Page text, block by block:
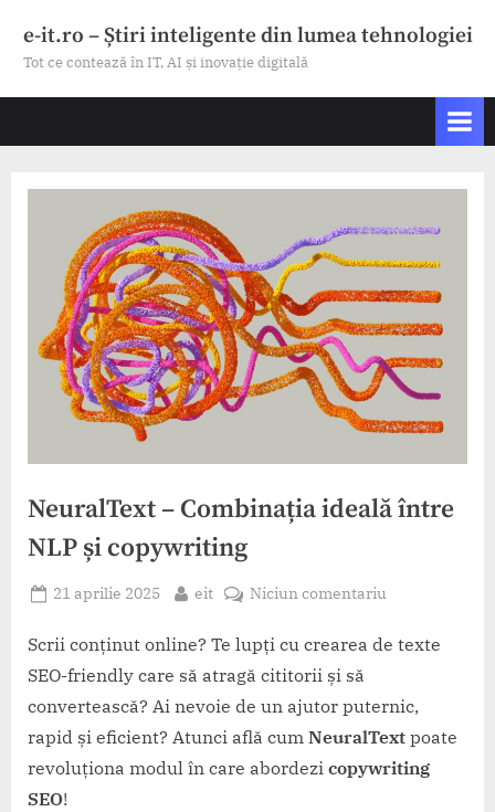
e-it.ro – Știri inteligente din lumea tehnologiei
Tot ce contează în IT, AI și inovație digitală
NeuralText – Combinația ideală între
NLP și copywriting
Posted
21 aprilie 2025 By
eit Niciun comentariu
–
între
NLP
și
Scrii conținut online? Te lupți cu crearea de texte
SEO-friendly care să atragă cititorii și să
convertească? Ai nevoie de un ajutor puternic,
rapid și eficient? Atunci află cum NeuralText poate
revoluționa modul în care abordezi copywriting
SEO!